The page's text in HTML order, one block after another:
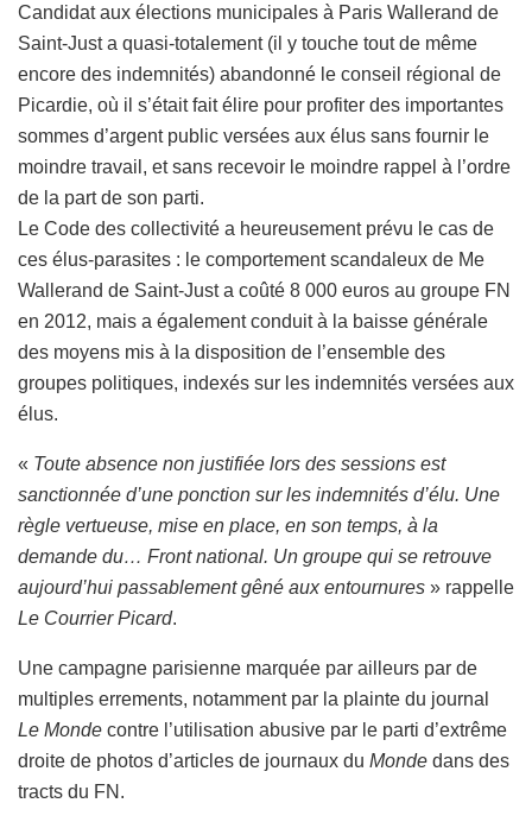
Candidat aux élections municipales à Paris Wallerand de
Saint-Just a quasi-totalement (il y touche tout de même
encore des indemnités) abandonné le conseil régional de
Picardie, où il s’était fait élire pour profiter des importantes
sommes d’argent public versées aux élus sans fournir le
moindre travail, et sans recevoir le moindre rappel à l’ordre
de la part de son parti.
Le Code des collectivité a heureusement prévu le cas de
ces élus-parasites : le comportement scandaleux de Me
Wallerand de Saint-Just a coûté 8 000 euros au groupe FN
en 2012, mais a également conduit à la baisse générale
des moyens mis à la disposition de l’ensemble des
groupes politiques, indexés sur les indemnités versées aux
élus.
« Toute absence non justifiée lors des sessions est
sanctionnée d’une ponction sur les indemnités d’élu. Une
règle vertueuse, mise en place, en son temps, à la
demande du… Front national. Un groupe qui se retrouve
aujourd’hui passablement gêné aux entournures » rappelle
Le Courrier Picard.
Une campagne parisienne marquée par ailleurs par de
multiples errements, notamment par la plainte du journal
Le Monde contre l’utilisation abusive par le parti d’extrême
droite de photos d’articles de journaux du Monde dans des
tracts du FN.